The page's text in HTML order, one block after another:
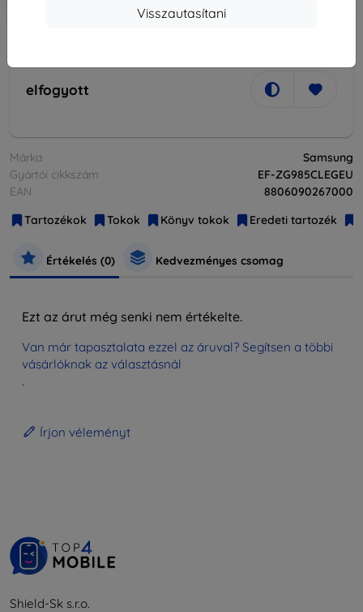
Visszautasítani
elfogyott
Márka
Samsung
Gyártói cikkszám
EF-ZG985CLEGEU
EAN
8806090267000
Tartozékok
Tokok Könyv tokok Eredeti tartozék
Értékelés (0) Kedvezményes csomag
Ezt az árut még senki nem értékelte.
Van már tapasztalata ezzel az áruval? Segítsen a többi
vásárlóknak az választásnál
.
Írjon véleményt
Shield-Sk s.r.o.